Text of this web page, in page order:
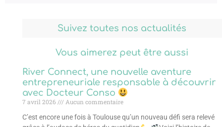
Suivez toutes nos actualités
Vous aimerez peut être aussi
River Connect, une nouvelle aventure
entrepreneuriale responsable à découvrir
avec Docteur Conso
7 avril 2026
Aucun commentaire
C’est encore une fois à Toulouse qu’un nouveau défi sera relevé